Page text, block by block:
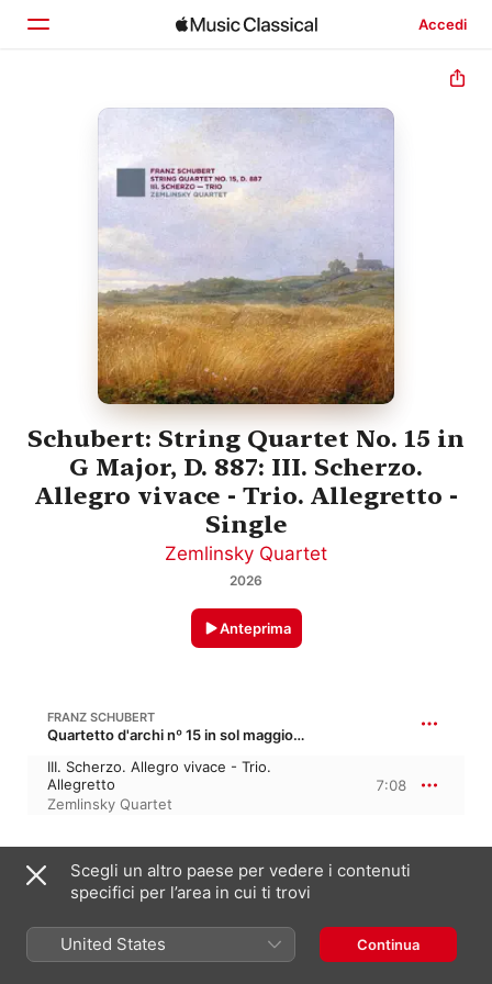
Accedi
Home
Cerca
Schubert: String Quartet No. 15 in
G Major, D. 887: III. Scherzo.
Allegro vivace - Trio. Allegretto -
Single
Zemlinsky Quartet
2026
Anteprima
FRANZ SCHUBERT
Quartetto d'archi nº 15 in sol maggiore, D 887, Op. posth161
III. Scherzo. Allegro vivace - Trio.
Allegretto
Zemlinsky Quartet
7:08
10 aprile 2026
1 traccia, 7 minuti
ETICHETTA
Scegli un altro paese per vedere i contenuti
specifici per l’area in cui ti trovi
United States Continua